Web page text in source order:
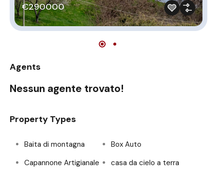
€290000
Agents
Nessun agente trovato!
Property Types
Baita di montagna
Box Auto
Capannone Artigianale
casa da cielo a terra